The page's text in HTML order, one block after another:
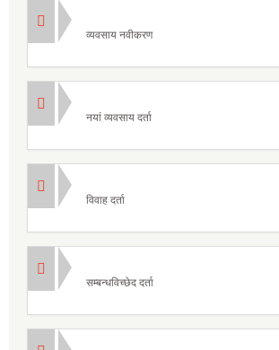
व्यवसाय नवीकरण
नयां व्यवसाय दर्ता
विवाह दर्ता
सम्बन्धविच्छेद दर्ता